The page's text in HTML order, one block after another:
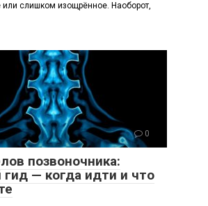
или слишком изощрённое. Наоборот,
0
позвоночника:
— когда идти и что